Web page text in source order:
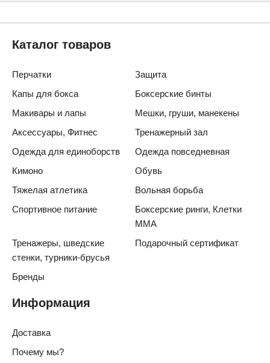
Каталог товаров
Перчатки
Защита
Капы для бокса
Боксерские бинты
Макивары и лапы
Мешки, груши, манекены
Аксессуары, Фитнес
Тренажерный зал
Одежда для единоборств
Одежда повседневная
Кимоно
Обувь
Тяжелая атлетика
Вольная борьба
Спортивное питание
Боксерские ринги, Клетки
ММА
Тренажеры, шведские
стенки, турники-брусья
Подарочный сертификат
Бренды
Информация
Доставка
Почему мы?